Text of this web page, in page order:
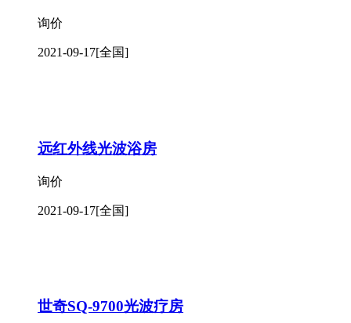
询价
2021-09-17[全国]
远红外线光波浴房
询价
2021-09-17[全国]
世奇SQ-9700光波疗房